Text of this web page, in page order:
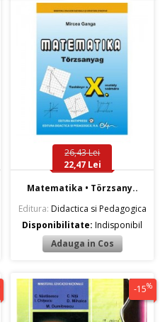
26,43 Lei
22,47 Lei
Matematika • Törzsany..
Editura: Didactica si Pedagogica
Disponibilitate:Indisponibil
-15%